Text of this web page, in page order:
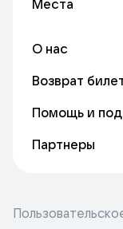
Места
О нас
Возврат
Помощь и
Партнеры